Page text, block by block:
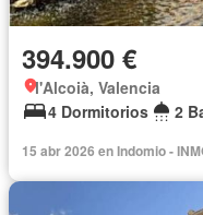
394.900 €
l'Alcoià, Valencia
4 Dormitorios
2
15 abr 2026 en Indomio -